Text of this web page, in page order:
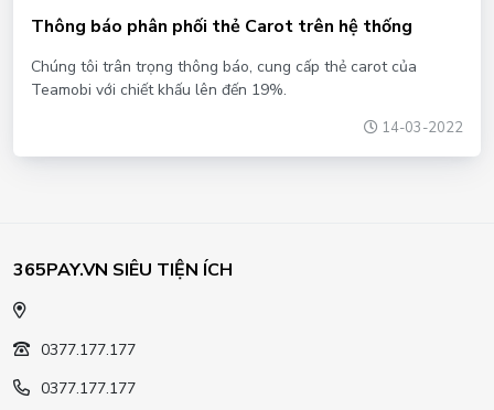
Thông báo phân phối thẻ Carot trên hệ thống
Chúng tôi trân trọng thông báo, cung cấp thẻ carot của
Teamobi với chiết khấu lên đến 19%.
14-03-2022
365PAY.VN SIÊU TIỆN ÍCH
0377.177.177
0377.177.177